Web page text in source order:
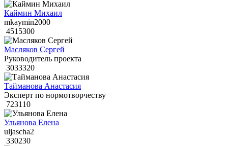
Каймин Михаил
mkaymin2000
4515300
Масляков Сергей
Руководитель проекта
3033320
Тайманова Анастасия
Эксперт по нормотворчеству
723110
Ульянова Елена
uljascha2
330230